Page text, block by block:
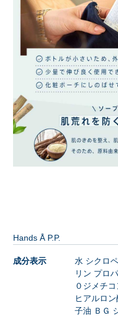
Hands Å P.P.
成分表示
水 シクロ
リン プロ
０ジメチ
ヒアルロ
子油 ＢＧ